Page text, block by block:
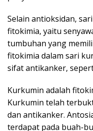
Selain antioksidan,
fitokimia, yaitu
tumbuhan yang
fitokimia dalam sari
sifat antikanker,
Kurkumin adalah
Kurkumin telah
dan antikanker.
terdapat pada buah-